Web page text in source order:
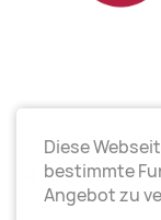
Diese
bestimmte
Angebot zu